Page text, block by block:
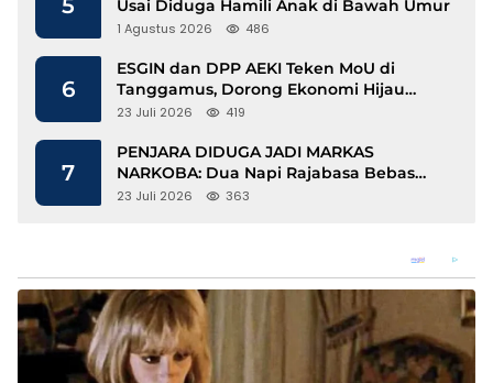
5
Usai Diduga Hamili Anak di Bawah Umur
1 Agustus 2026 486
6
ESGIN dan DPP AEKI Teken MoU di
Tanggamus, Dorong Ekonomi Hijau
Berbasis Kopi dan Perdagangan Karbon
23 Juli 2026 419
7
PENJARA DIDUGA JADI MARKAS
NARKOBA: Dua Napi Rajabasa Bebas
Gunakan HP, Muncul Dugaan
23 Juli 2026 363